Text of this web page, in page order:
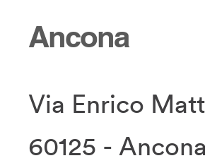
Ancona
Via Enrico
60125 -